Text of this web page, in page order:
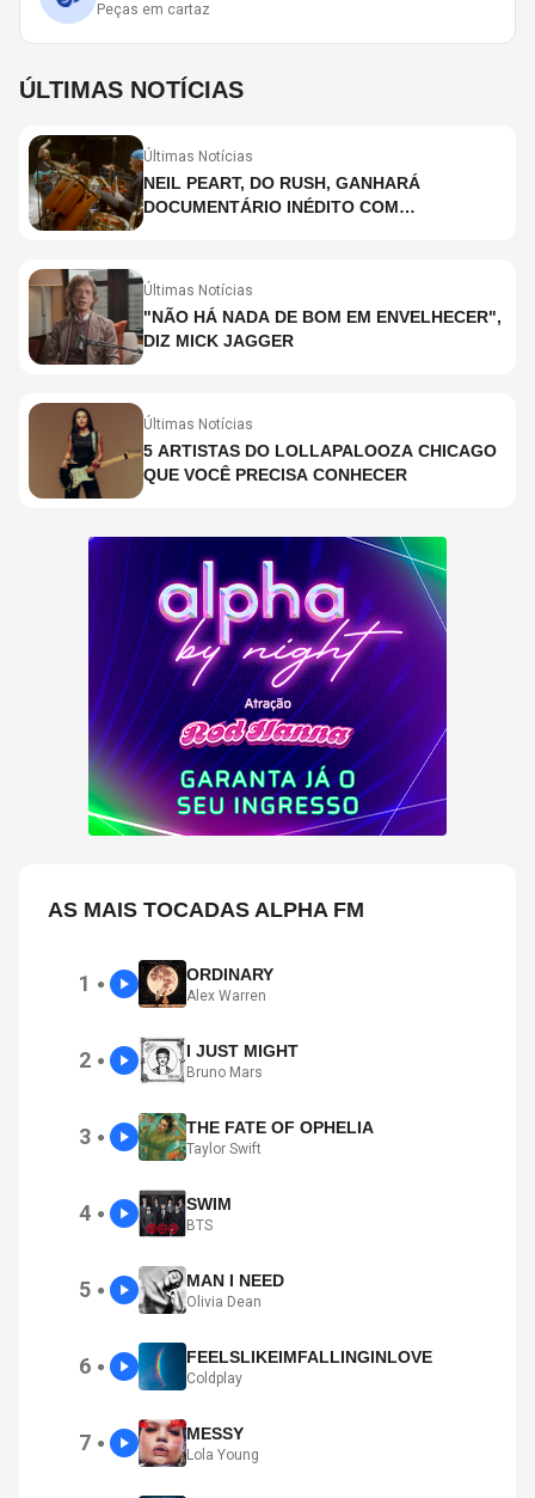
Peças em cartaz
ÚLTIMAS NOTÍCIAS
Últimas Notícias
NEIL PEART, DO RUSH, GANHARÁ
DOCUMENTÁRIO INÉDITO COM
Últimas Notícias
"NÃO HÁ NADA DE BOM EM ENVELHECER",
DIZ MICK JAGGER
Últimas Notícias
5 ARTISTAS DO LOLLAPALOOZA CHICAGO
QUE VOCÊ PRECISA CONHECER
AS MAIS TOCADAS ALPHA FM
1 ● ORDINARY
Alex Warren
2 ● I JUST MIGHT
Bruno Mars
3 ● THE FATE OF OPHELIA
Taylor Swift
4 ● SWIM
BTS
5 ● MAN I NEED
Olivia Dean
6 ● FEELSLIKEIMFALLINGINLOVE
Coldplay
7 ● MESSY
Lola Young